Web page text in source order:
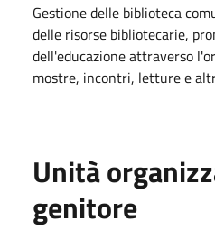
Gestione delle biblioteca
delle risorse bibliotecarie,
dell'educazione attraverso
mostre, incontri, letture e
Unità
genitore